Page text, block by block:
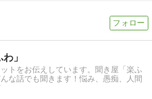
」
トをお伝えしています。聞き屋「楽ふ
な話でも聞きます！悩み、愚痴、人間